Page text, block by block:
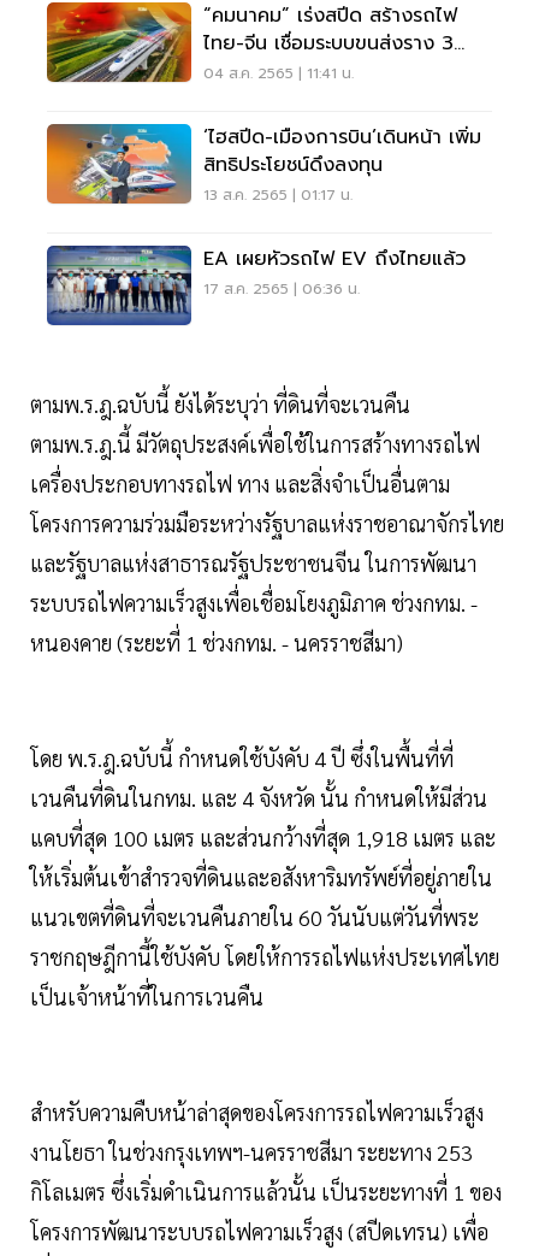
“คมนาคม” เร่งสปีด สร้างรถไฟ
ไทย-จีน เชื่อมระบบขนส่งราง 3
ประเทศ
04 ส.ค. 2565 | 11:41 น.
‘ไฮสปีด-เมืองการบิน’เดินหน้า เพิ่ม
สิทธิประโยชน์ดึงลงทุน
13 ส.ค. 2565 | 01:17 น.
EA เผยหัวรถไฟ EV ถึงไทยแล้ว
17 ส.ค. 2565 | 06:36 น.
ตามพ.ร.ฎ.ฉบับนี้ ยังได้ระบุว่า ที่ดินที่จะเวนคืน
ตามพ.ร.ฎ.นี้ มีวัตถุประสงค์เพื่อใช้ในการสร้างทางรถไฟ
เครื่องประกอบทางรถไฟ ทาง และสิ่งจำเป็นอื่นตาม
โครงการความร่วมมือระหว่างรัฐบาลแห่งราชอาณาจักรไทย
และรัฐบาลแห่งสาธารณรัฐประชาชนจีน ในการพัฒนา
ระบบรถไฟความเร็วสูงเพื่อเชื่อมโยงภูมิภาค ช่วงกทม. -
หนองคาย (ระยะที่ 1 ช่วงกทม. - นครราชสีมา)
โดย พ.ร.ฎ.ฉบับนี้ กำหนดใช้บังคับ 4 ปี ซึ่งในพื้นที่ที่
เวนคืนที่ดินในกทม. และ 4 จังหวัด นั้น กำหนดให้มีส่วน
แคบที่สุด 100 เมตร และส่วนกว้างที่สุด 1,918 เมตร และ
ให้เริ่มต้นเข้าสำรวจที่ดินและอสังหาริมทรัพย์ที่อยู่ภายใน
แนวเขตที่ดินที่จะเวนคืนภายใน 60 วันนับแต่วันที่พระ
ราชกฤษฎีกานี้ใช้บังคับ โดยให้การรถไฟแห่งประเทศไทย
เป็นเจ้าหน้าที่ในการเวนคืน
สำหรับความคืบหน้าล่าสุดของโครงการรถไฟความเร็วสูง
งานโยธา ในช่วงกรุงเทพฯ-นครราชสีมา ระยะทาง 253
กิโลเมตร ซึ่งเริ่มดำเนินการแล้วนั้น เป็นระยะทางที่ 1 ของ
โครงการพัฒนาระบบรถไฟความเร็วสูง (สปีดเทรน) เพื่อ